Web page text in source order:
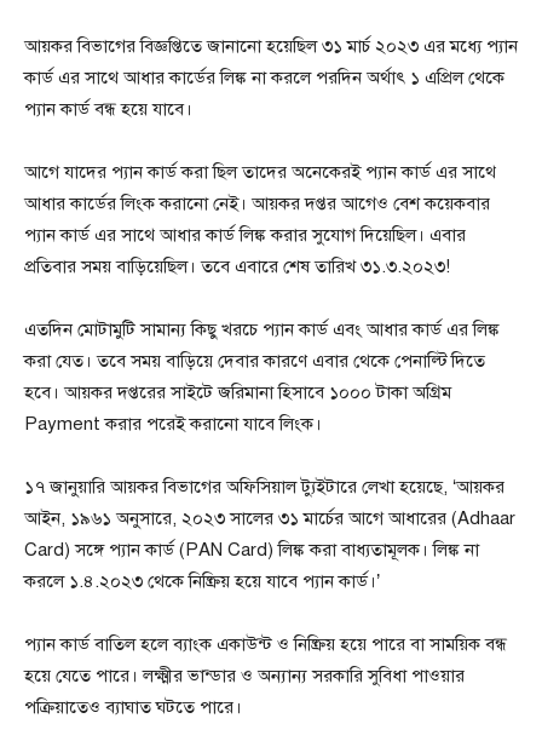
আয়কর বিভাগের বিজ্ঞপ্তিতে জানানো হয়েছিল ৩১ মার্চ ২০২৩ এর মধ্যে প্যান
কার্ড এর সাথে আধার কার্ডের লিঙ্ক না করলে পরদিন অর্থাৎ ১ এপ্রিল থেকে
প্যান কার্ড বন্ধ হয়ে যাবে।
আগে যাদের প্যান কার্ড করা ছিল তাদের অনেকেরই প্যান কার্ড এর সাথে
আধার কার্ডের লিংক করানো নেই। আয়কর দপ্তর আগেও বেশ কয়েকবার
প্যান কার্ড এর সাথে আধার কার্ড লিঙ্ক করার সুযোগ দিয়েছিল। এবার
প্রতিবার সময় বাড়িয়েছিল। তবে এবারে শেষ তারিখ ৩১.৩.২০২৩!
এতদিন মোটামুটি সামান্য কিছু খরচে প্যান কার্ড এবং আধার কার্ড এর লিঙ্ক
করা যেত। তবে সময় বাড়িয়ে দেবার কারণে এবার থেকে পেনাল্টি দিতে
হবে। আয়কর দপ্তরের সাইটে জরিমানা হিসাবে ১০০০ টাকা অগ্রিম
Payment করার পরেই করানো যাবে লিংক।
১৭ জানুয়ারি আয়কর বিভাগের অফিসিয়াল ট্যুইটারে লেখা হয়েছে, ‘আয়কর
আইন, ১৯৬১ অনুসারে, ২০২৩ সালের ৩১ মার্চের আগে আধারের (Adhaar
Card) সঙ্গে প্যান কার্ড (PAN Card) লিঙ্ক করা বাধ্যতামূলক। লিঙ্ক না
করলে ১.৪.২০২৩ থেকে নিষ্ক্রিয় হয়ে যাবে প্যান কার্ড।’
প্যান কার্ড বাতিল হলে ব্যাংক একাউন্ট ও নিষ্ক্রিয় হয়ে পারে বা সাময়িক বন্ধ
হয়ে যেতে পারে। লক্ষ্মীর ভান্ডার ও অন্যান্য সরকারি সুবিধা পাওয়ার
পক্রিয়াতেও ব্যাঘাত ঘটতে পারে।